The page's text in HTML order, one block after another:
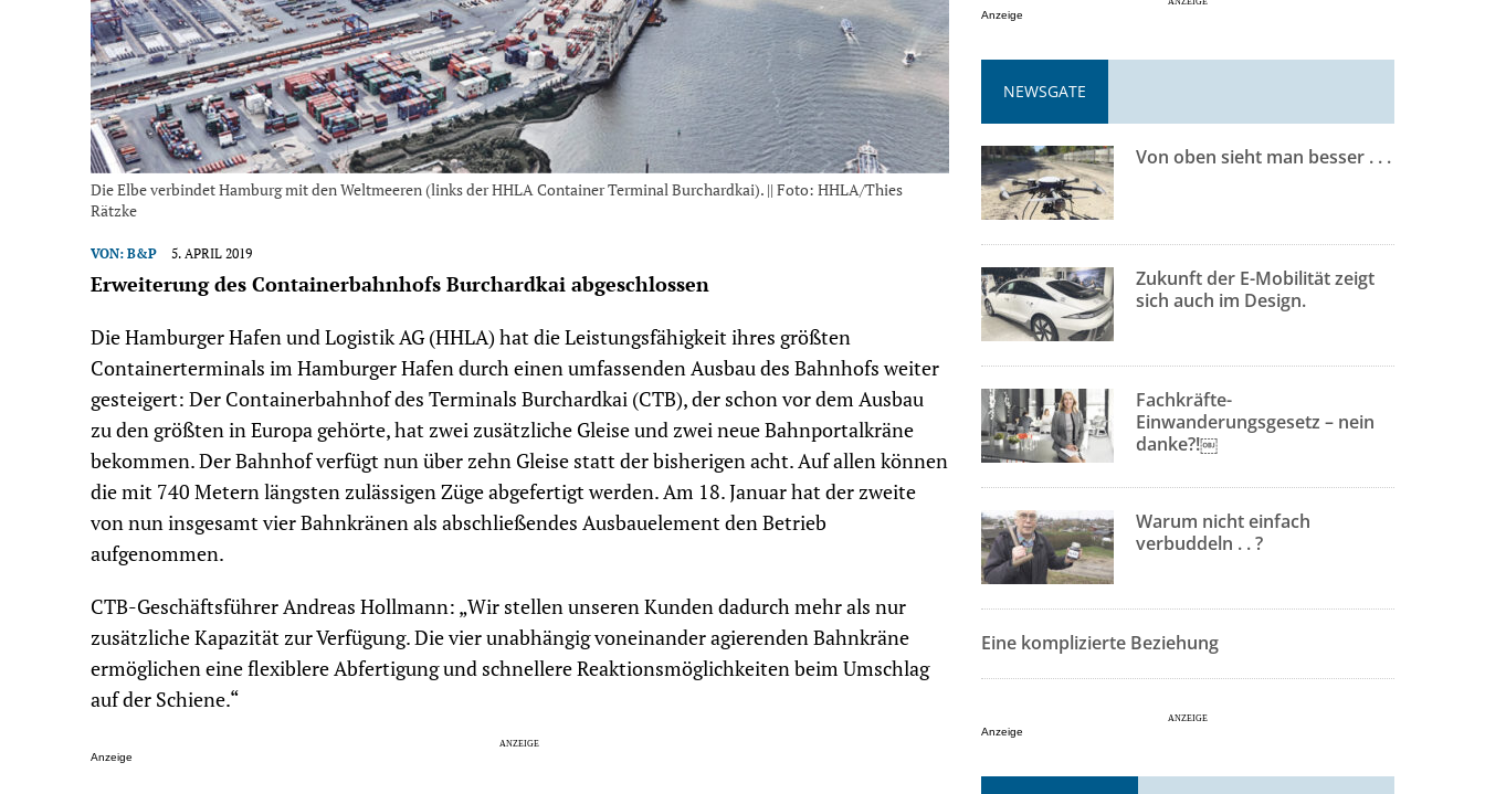
Die Elbe verbindet Hamburg mit den Weltmeeren (links der HHLA Container Terminal Burchardkai). || Foto: HHLA/Thies
Rätzke
VON: B&P 5. APRIL 2019
Erweiterung des Containerbahnhofs Burchardkai abgeschlossen
Die Hamburger Hafen und Logistik AG (HHLA) hat die Leistungsfähigkeit ihres größten
Containerterminals im Hamburger Hafen durch einen umfassenden Ausbau des Bahnhofs weiter
gesteigert: Der Containerbahnhof des Terminals Burchardkai (CTB), der schon vor dem Ausbau
zu den größten in Europa gehörte, hat zwei zusätzliche Gleise und zwei neue Bahnportalkräne
bekommen. Der Bahnhof verfügt nun über zehn Gleise statt der bisherigen acht. Auf allen können
die mit 740 Metern längsten zulässigen Züge abgefertigt werden. Am 18. Januar hat der zweite
von nun insgesamt vier Bahnkränen als abschließendes Ausbauelement den Betrieb
aufgenommen.
CTB-Geschäftsführer Andreas Hollmann: „Wir stellen unseren Kunden dadurch mehr als nur
zusätzliche Kapazität zur Verfügung. Die vier unabhängig voneinander agierenden Bahnkräne
ermöglichen eine flexiblere Abfertigung und schnellere Reaktionsmöglichkeiten beim Umschlag
auf der Schiene.“
Anzeige
Anzeige
NEWSGATE
Von oben sieht man besser . . .
Zukunft der E-Mobilität zeigt
sich auch im Design.
Fachkräfte-
Einwanderungsgesetz – nein
danke?!￼
Warum nicht einfach
verbuddeln . . ?
Eine komplizierte Beziehung
Anzeige